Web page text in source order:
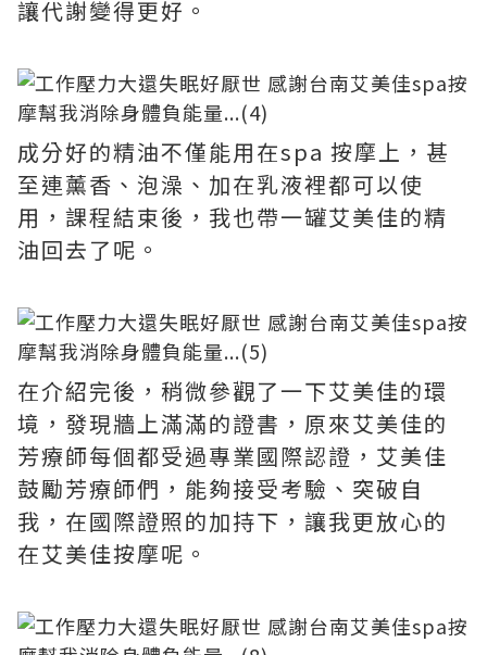
讓代謝變得更好。
成分好的精油不僅能用在spa 按摩上，甚
至連薰香、泡澡、加在乳液裡都可以使
用，課程結束後，我也帶一罐艾美佳的精
油回去了呢。
在介紹完後，稍微參觀了一下艾美佳的環
境，發現牆上滿滿的證書，原來艾美佳的
芳療師每個都受過專業國際認證，艾美佳
鼓勵芳療師們，能夠接受考驗、突破自
我，在國際證照的加持下，讓我更放心的
在艾美佳按摩呢。